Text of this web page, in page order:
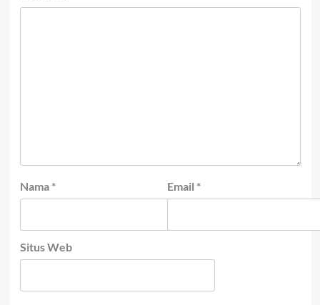
Nama * Email *
Situs Web